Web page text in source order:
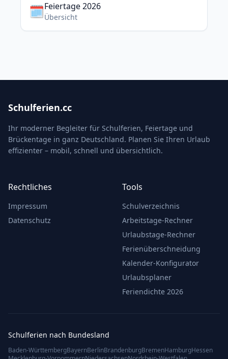
🗓️Feiertage 2026
Übersicht
Schulferien.cc
Ihr moderner Begleiter für Schulferien, Feiertage und
Brückentage in ganz Deutschland. Planen Sie Ihren Urlaub
effizienter – mobil, schnell und übersichtlich.
Rechtliches
Impressum
Datenschutz
Tools
Schulverzeichnis
Arbeitstage-Rechner
Urlaubstage-Rechner
Ferienüberschneidung
Kalender-Konfigurator
Urlaubsplaner
Feriendichte 2026
Schulferien nach Bundesland
Baden-WürttembergBayernBerlinBrandenburgBremenHamburgHessen